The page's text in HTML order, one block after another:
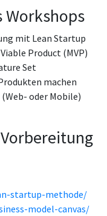
Workshops
mit Lean Startup
Product (MVP)
Set
machen
oder Mobile)
startup-methode/
model-canvas/